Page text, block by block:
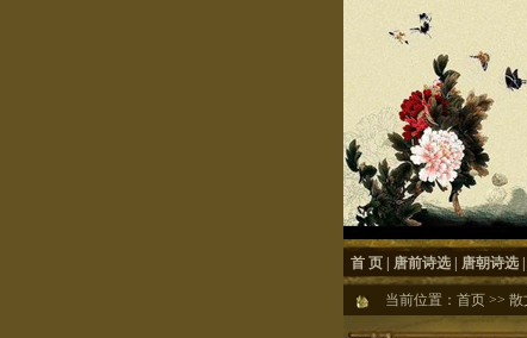
首 页 唐前诗选 唐朝诗选
当前位置： 首页 >> 散